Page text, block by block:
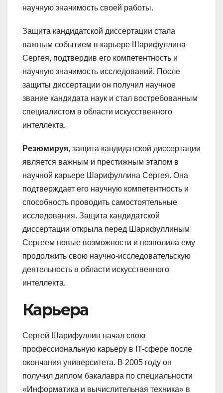
научную значимость своей работы.
Защита кандидатской диссертации стала
важным событием в карьере Шарифуллина
Сергея, подтвердив его компетентность и
научную значимость исследований. После
защиты диссертации он получил научное
звание кандидата наук и стал востребованным
специалистом в области искусственного
интеллекта.
Резюмируя, защита кандидатской диссертации
является важным и престижным этапом в
научной карьере Шарифуллина Сергея. Она
подтверждает его научную компетентность и
способность проводить самостоятельные
исследования. Защита кандидатской
диссертации открыла перед Шарифуллиным
Сергеем новые возможности и позволила ему
продолжить свою научно-исследовательскую
деятельность в области искусственного
интеллекта.
Карьера
Сергей Шарифуллин начал свою
профессиональную карьеру в IT-сфере после
окончания университета. В 2005 году он
получил диплом бакалавра по специальности
«Информатика и вычислительная техника» в